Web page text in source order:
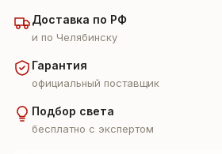
Доставка по РФ
и по Челябинску
Гарантия
официальный поставщик
Подбор света
бесплатно с экспертом